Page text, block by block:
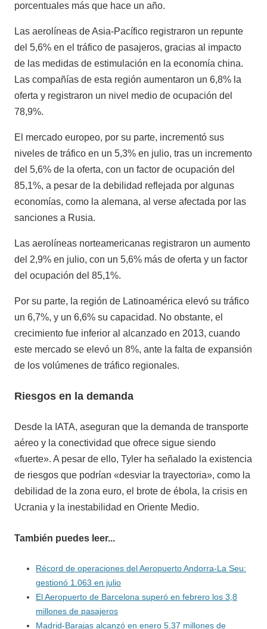
porcentuales más que hace un año.
Las aerolíneas de Asia-Pacífico registraron un repunte
del 5,6% en el tráfico de pasajeros, gracias al impacto
de las medidas de estimulación en la economía china.
Las compañías de esta región aumentaron un 6,8% la
oferta y registraron un nivel medio de ocupación del
78,9%.
El mercado europeo, por su parte, incrementó sus
niveles de tráfico en un 5,3% en julio, tras un incremento
del 5,6% de la oferta, con un factor de ocupación del
85,1%, a pesar de la debilidad reflejada por algunas
economías, como la alemana, al verse afectada por las
sanciones a Rusia.
Las aerolíneas norteamericanas registraron un aumento
del 2,9% en julio, con un 5,6% más de oferta y un factor
del ocupación del 85,1%.
Por su parte, la región de Latinoamérica elevó su tráfico
un 6,7%, y un 6,6% su capacidad. No obstante, el
crecimiento fue inferior al alcanzado en 2013, cuando
este mercado se elevó un 8%, ante la falta de expansión
de los volúmenes de tráfico regionales.
Riesgos en la demanda
Desde la IATA, aseguran que la demanda de transporte
aéreo y la conectividad que ofrece sigue siendo
«fuerte». A pesar de ello, Tyler ha señalado la existencia
de riesgos que podrían «desviar la trayectoria», como la
debilidad de la zona euro, el brote de ébola, la crisis en
Ucrania y la inestabilidad en Oriente Medio.
También puedes leer...
Récord de operaciones del Aeropuerto Andorra-La Seu:
gestionó 1.063 en julio
El Aeropuerto de Barcelona superó en febrero los 3,8
millones de pasajeros
Madrid-Barajas alcanzó en enero 5,37 millones de